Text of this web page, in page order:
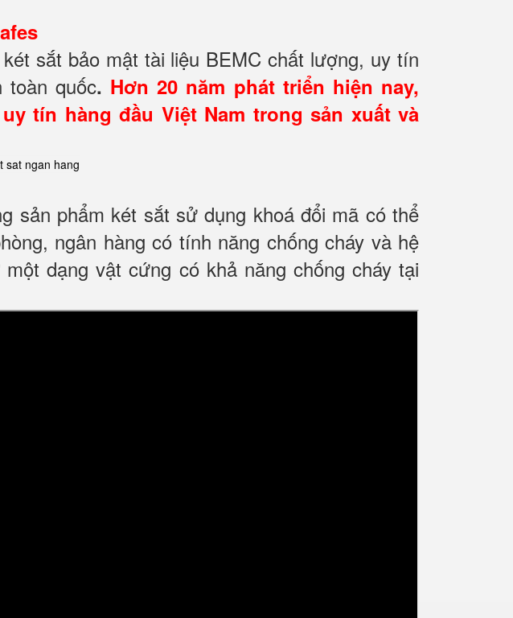
sắt bảo mật tài liệu BEMC chất lượng, uy tín
toàn quốc. Hơn 20 năm phát triển hiện nay,
tín hàng đầu Việt Nam trong sản xuất và
sản phẩm két sắt sử dụng khoá đổi mã có thể
ngân hàng có tính năng chống cháy và hệ
dạng vật cứng có khả năng chống cháy tại